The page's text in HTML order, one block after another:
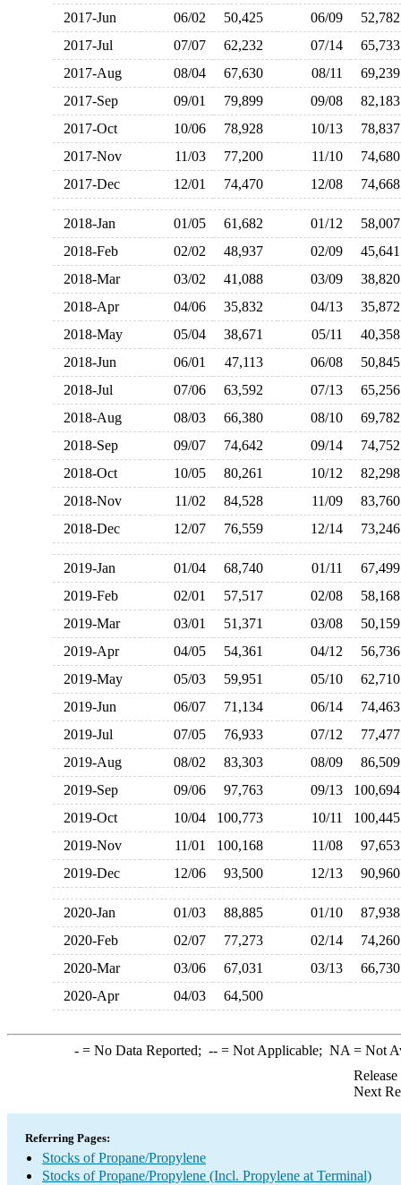
2017-Jun
06/02 50,425 06/09
2017-Jul
07/07 62,232 07/14
2017-Aug
08/04 67,630 08/11
2017-Sep
09/01 79,899 09/08
2017-Oct
10/06 78,928 10/13
2017-Nov
11/03 77,200 11/10
2017-Dec
12/01 74,470 12/08
2018-Jan 01/05 61,682 01/12
2018-Feb
02/02 48,937 02/09
2018-Mar
03/02 41,088 03/09
2018-Apr
04/06 35,832 04/13
2018-May
05/04 38,671 05/11
2018-Jun
06/01 47,113 06/08
2018-Jul
07/06 63,592 07/13
2018-Aug
08/03 66,380 08/10
2018-Sep
09/07 74,642 09/14
2018-Oct
10/05 80,261 10/12
2018-Nov
11/02 84,528 11/09
2018-Dec
12/07 76,559 12/14
2019-Jan 01/04 68,740 01/11
2019-Feb
02/01 57,517 02/08
2019-Mar
03/01 51,371 03/08
2019-Apr
04/05 54,361 04/12
2019-May
05/03 59,951 05/10
2019-Jun
06/07 71,134 06/14
2019-Jul
07/05 76,933 07/12
2019-Aug
08/02 83,303 08/09
2019-Sep
09/06 97,763 09/13
2019-Oct
10/04 100,773 10/11
2019-Nov
11/01 100,168 11/08
2019-Dec
12/06 93,500 12/13
2020-Jan 01/03 88,885 01/10
2020-Feb
02/07 77,273 02/14
2020-Mar
03/06 67,031 03/13
2020-Apr
04/03 64,500
-= No Data Reported; --= Not Applicable; NA = Not
Next
Referring Pages:
Stocks of Propane/Propylene
Stocks of Propane/Propylene (Incl. Propylene at Terminal)